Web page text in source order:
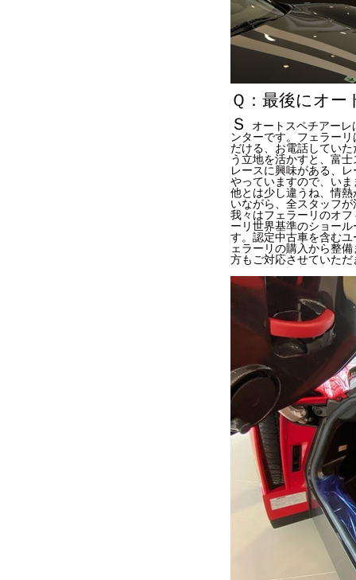
Ｑ：最後にオ
Ｓ
オートスペチアー
ンターです。フェラー
だける、お電話してい
う立地を活かすと、富
レースに興味がある、
やっていますので、い
他とは少し違うね、情
いながら、全スタッフ
我々はフェラーリのオ
ーリ世界基準のショー
す。認定中古車を含む
ェラーリの購入から整
方もご対応させていた